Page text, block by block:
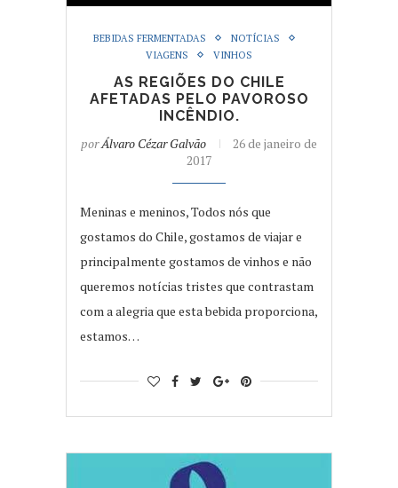
BEBIDAS FERMENTADAS
NOTÍCIAS
VIAGENS
VINHOS
AS REGIÕES DO CHILE
AFETADAS PELO PAVOROSO
INCÊNDIO.
porÁlvaro Cézar Galvão
26 de janeiro de
2017
Meninas e meninos, Todos nós que
gostamos do Chile, gostamos de viajar e
principalmente gostamos de vinhos e não
queremos notícias tristes que contrastam
com a alegria que esta bebida proporciona,
estamos…